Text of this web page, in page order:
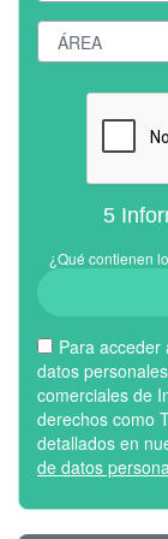
5
¿Qué contienen
Para
datos
comerciales de
derechos como
detallados en
de datos